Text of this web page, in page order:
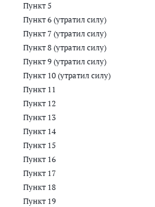
Пункт 5
Пункт 6 (утратил силу)
Пункт 7 (утратил силу)
Пункт 8 (утратил силу)
Пункт 9 (утратил силу)
Пункт 10 (утратил силу)
Пункт 11
Пункт 12
Пункт 13
Пункт 14
Пункт 15
Пункт 16
Пункт 17
Пункт 18
Пункт 19